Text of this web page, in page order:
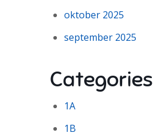
oktober 2025
september 2025
Categories
1A
1B